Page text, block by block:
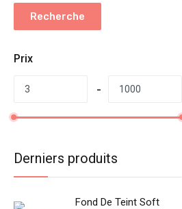
Recherche
Prix
Derniers produits
Fond De Teint Soft